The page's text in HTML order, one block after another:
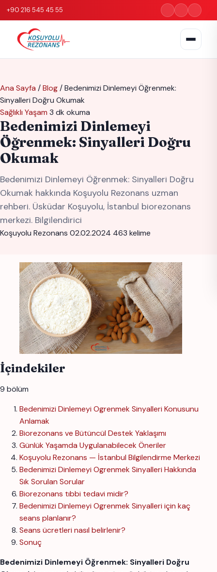
+90 216 545 45 55
Ana Sayfa /Blog/Bedenimizi Dinlemeyi Öğrenmek:
Sinyalleri Doğru Okumak
Sağlıklı Yaşam 3 dk okuma
Bedenimizi Dinlemeyi
Öğrenmek: Sinyalleri Doğru
Okumak
Bedenimizi Dinlemeyi Öğrenmek: Sinyalleri Doğru
Okumak hakkında Koşuyolu Rezonans uzman
rehberi. Üsküdar Koşuyolu, İstanbul biorezonans
merkezi. Bilgilendirici
Koşuyolu Rezonans 02.02.2024 463 kelime
İçindekiler
9 bölüm
Bedenimizi Dinlemeyi Ogrenmek Sinyalleri Konusunu
Anlamak
Biorezonans ve Bütüncül Destek Yaklaşımı
Günlük Yaşamda Uygulanabilecek Öneriler
Koşuyolu Rezonans — İstanbul Bilgilendirme Merkezi
Bedenimizi Dinlemeyi Ogrenmek Sinyalleri Hakkında
Sık Sorulan Sorular
Biorezonans tıbbi tedavi midir?
Bedenimizi Dinlemeyi Ogrenmek Sinyalleri için kaç
seans planlanır?
Seans ücretleri nasıl belirlenir?
Sonuç
Bedenimizi Dinlemeyi Öğrenmek: Sinyalleri Doğru